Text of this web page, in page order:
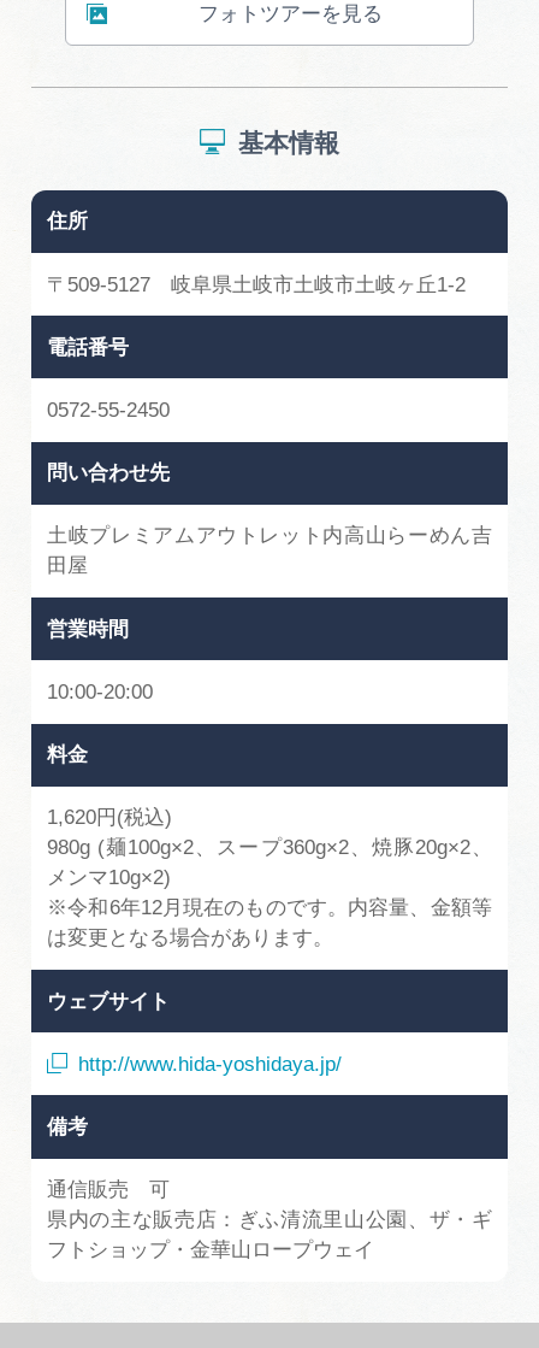
運営組織
フォトツアーを見る
基本情報
住所
〒509-5127 岐阜県土岐市土岐市土岐ヶ丘1-2
電話番号
0572-55-2450
問い合わせ先
土岐プレミアムアウトレット内高山らーめん吉
田屋
営業時間
10:00-20:00
料金
1,620円(税込)
980g (麺100g×2、スープ360g×2、焼豚20g×2、
メンマ10g×2)
※令和6年12月現在のものです。内容量、金額等
は変更となる場合があります。
ウェブサイト
http://www.hida-yoshidaya.jp/
備考
通信販売 可
県内の主な販売店：ぎふ清流里山公園、ザ・ギ
フトショップ・金華山ロープウェイ